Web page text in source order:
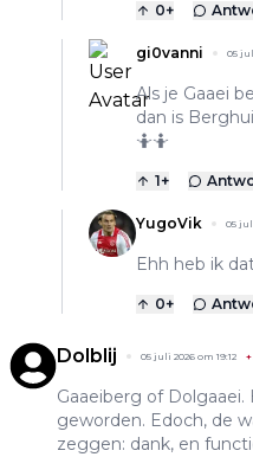
0+
gi0vanni 05
Als je Gaaei
dan is
🤷🤷
1+
YugoVik 05
Ehh heb ik
0+
Dolblij 05 juli 2026 om 19:12 +
Gaaeiberg of
geworden. Edoch, de
zeggen: dank, en